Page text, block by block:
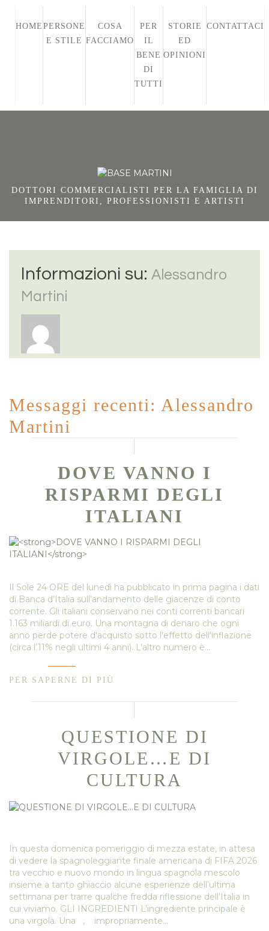
HOME PERSONE
E STILE
COSA
FACCIAMO
PER
IL
BENE
DI
TUTTI
STORIE
ED
OPINIONI
CONTATTACI
DOTTORI COMMERCIALISTI PER LA FAMIGLIA DI
IMPRENDITORI, PROFESSIONISTI E ARTISTI
Informazioni su: Alessandro
Martini
Messaggi recenti: Alessandro
Martini
DOVE VANNO I
RISPARMI DEGLI
ITALIANI
Il Sole 24 ORE del lunedì ha pubblicato in prima pagina i dati
di Banca d’Italia sull’andamento delle giacenze di conto
corrente. Gli italiani conservano nei conti correnti bancari
1.163 miliardi di euro. Una montagna di denaro che ogni
anno perde potere d'acquisto sotto l'effetto dell'inflazione
(circa l’11% negli ultimi 4 anni). L’altro numero è…
PER SAPERNE DI PIÙ
QUESTIONE DI
VIRGOLE…E DI
CULTURA
In questa domenica pomeriggio di mezza estate, in attesa
di vedere la spagnoleggiante finale americana di FIFA 2026
tra vecchio e nuovo mondo in lingua spagnola mescolo
insieme a tanto ghiaccio alcune esperienze dell’ultima
settimana per trarre qualche fredda riflessione dell’Italia in
cui viviamo. GLI INGREDIENTI L’ingrediente principale è
una virgola. Una , impropriamente…